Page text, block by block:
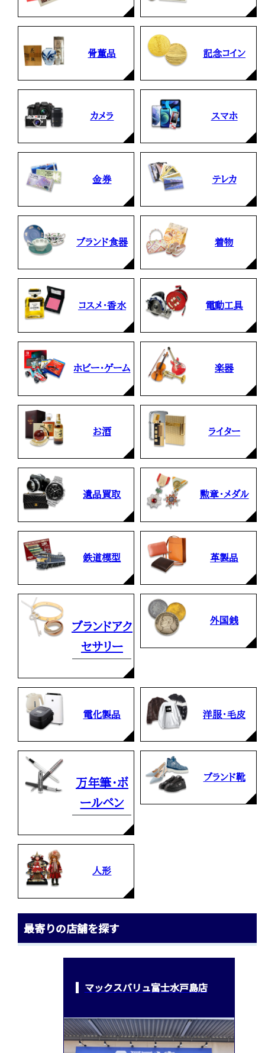
骨董品 記念コイン
カメラ スマホ
金券 テレカ
ブランド食器 着物
コスメ・香水 電動工具
ホビー・ゲーム 楽器
お酒 ライター
遺品買取 勲章・メダル
鉄道模型 革製品
ブランドアク
セサリー
外国銭
電化製品 洋服・毛皮
万年筆・ボ
ールペン
ブランド靴
人形
最寄りの店舗を探す
マックスバリュ富士水戸島店